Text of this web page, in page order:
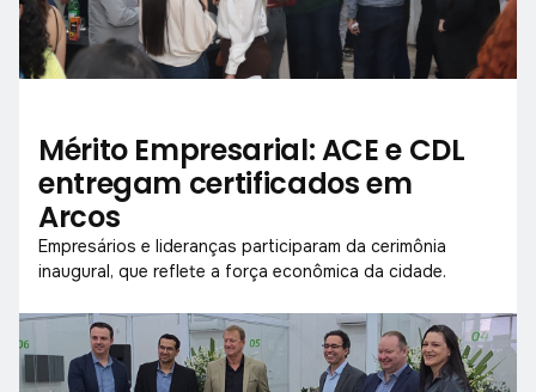
Mérito Empresarial: ACE e CDL
entregam certificados em
Arcos
Empresários e lideranças participaram da cerimônia
inaugural, que reflete a força econômica da cidade.